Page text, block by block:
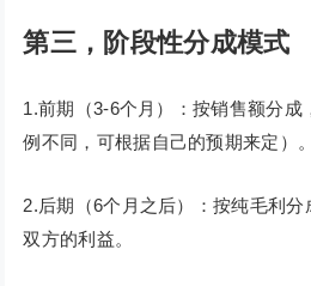
第三，阶段性分成模式
1.前期（3-6个月）：按销售额分成
例不同，可根据自己的预期来定）。
2.后期（6个月之后）：按纯毛利
双方的利益。